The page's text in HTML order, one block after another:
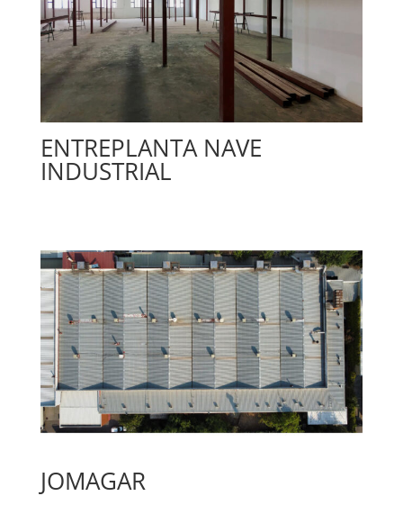
ENTREPLANTA NAVE
INDUSTRIAL
JOMAGAR